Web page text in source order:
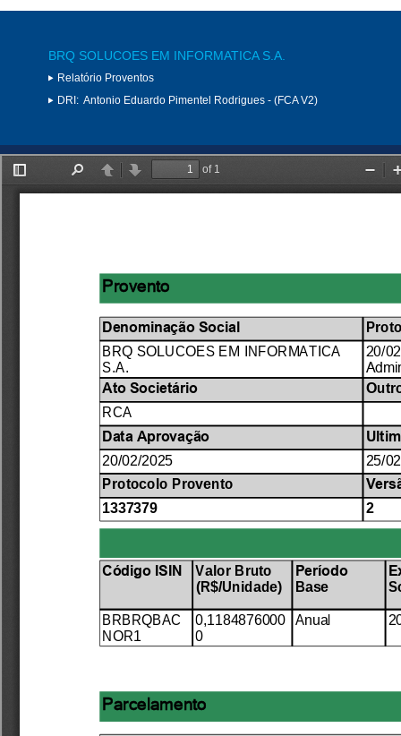
BRQ SOLUCOES EM INFORMATICA S.A.
Relatório Proventos
DRI: Antonio Eduardo Pimentel Rodrigues - (FCA V2)